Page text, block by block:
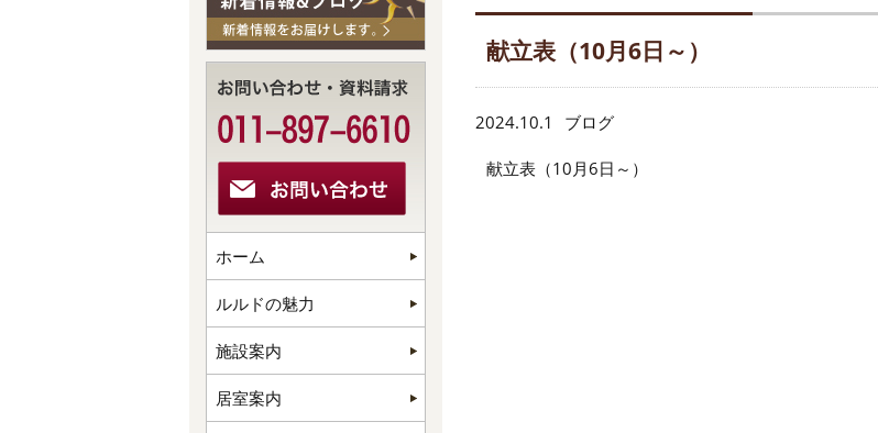
献立表（10月6日～）
2024.10.1 ブログ
献立表（10月6日～）
ホーム
ルルドの魅力
施設案内
居室案内